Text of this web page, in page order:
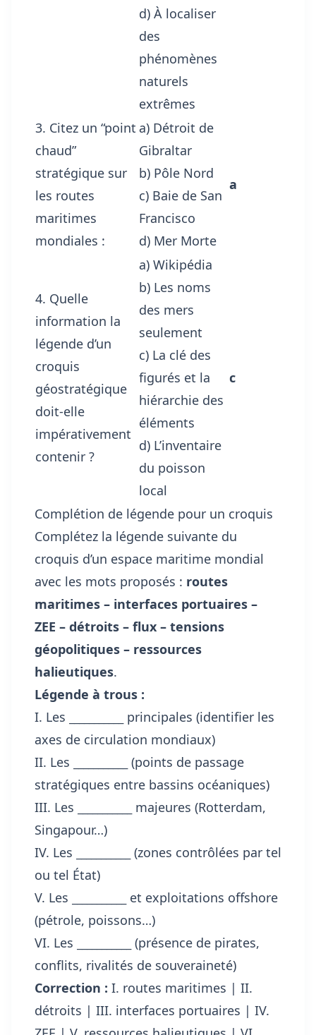
d) À localiser
des
phénomènes
naturels
extrêmes
3. Citez un “point
chaud”
stratégique sur
les routes
maritimes
mondiales :
a) Détroit de
Gibraltar
b) Pôle Nord
c) Baie de San
Francisco
d) Mer Morte
a
4. Quelle
information la
légende d’un
croquis
géostratégique
doit-elle
impérativement
contenir ?
a) Wikipédia
b) Les noms
des mers
seulement
c) La clé des
figurés et la
hiérarchie des
éléments
d) L’inventaire
du poisson
local
c
Complétion de légende pour un croquis
Complétez la légende suivante du
croquis d’un espace maritime mondial
avec les mots proposés : routes
maritimes – interfaces portuaires –
ZEE – détroits – flux – tensions
géopolitiques – ressources
halieutiques.
Légende à trous :
I. Les
principales (identifier les
axes de circulation mondiaux)
II. Les
(points de passage
stratégiques entre bassins océaniques)
III. Les
majeures (Rotterdam,
Singapour…)
IV. Les
(zones contrôlées par tel
ou tel État)
V. Les
et exploitations offshore
(pétrole, poissons…)
VI. Les
(présence de pirates,
conflits, rivalités de souveraineté)
Correction : I. routes maritimes | II.
détroits | III. interfaces portuaires | IV.